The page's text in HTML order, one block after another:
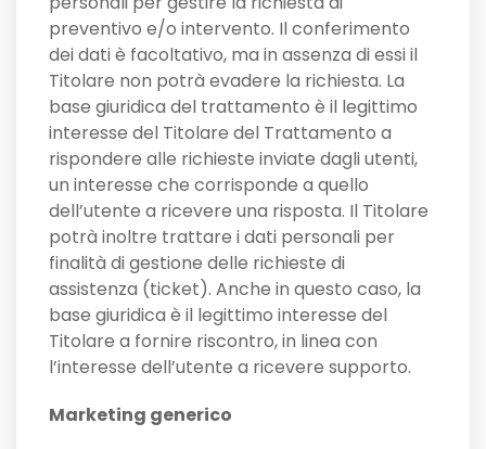
preventivo e/o intervento. Il conferimento
dei dati è facoltativo, ma in assenza di essi il
Titolare non potrà evadere la richiesta. La
base giuridica del trattamento è il legittimo
interesse del Titolare del Trattamento a
rispondere alle richieste inviate dagli utenti,
un interesse che corrisponde a quello
dell’utente a ricevere una risposta. Il Titolare
potrà inoltre trattare i dati personali per
finalità di gestione delle richieste di
assistenza (ticket). Anche in questo caso, la
base giuridica è il legittimo interesse del
Titolare a fornire riscontro, in linea con
l’interesse dell’utente a ricevere supporto.
Marketing generico